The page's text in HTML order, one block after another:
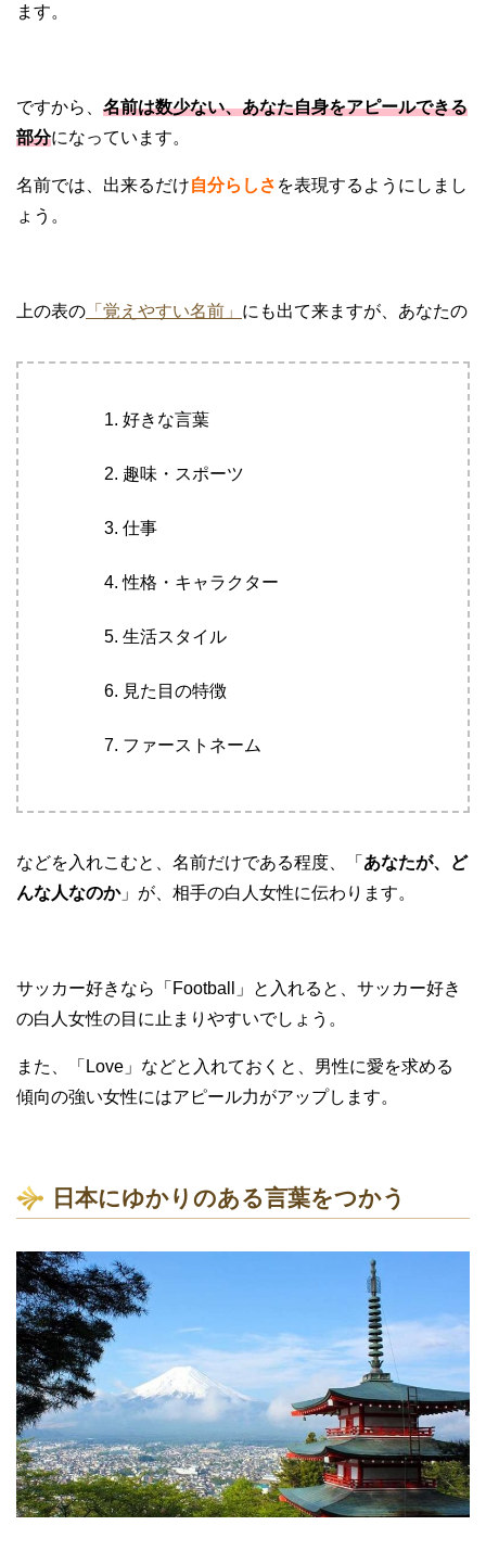
ます。
ですから、 名前は数少ない、あなた自身をアピールできる
部分になっています。
名前では、出来るだけ自分らしさ を表現するようにしまし
ょう。
上の表の 「覚えやすい名前」 にも出て来ますが、あなたの
好きな言葉
趣味・スポーツ
仕事
性格・キャラクター
生活スタイル
見た目の特徴
ファーストネーム
などを入れこむと、名前だけである程度、「 あなたが、ど
んな人なのか」が、相手の白人女性に伝わります。
サッカー好きなら「Football」と入れると、サッカー好き
の白人女性の目に止まりやすいでしょう。
また、「Love」などと入れておくと、男性に愛を求める
傾向の強い女性にはアピール力がアップします。
日本にゆかりのある言葉をつかう